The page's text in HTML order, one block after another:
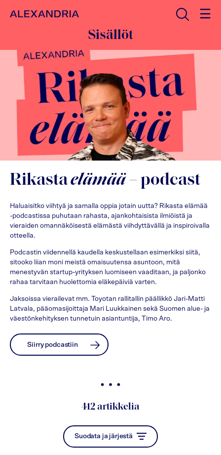
Etusivulle Avaa haku
Sisällöt
Rikastaelämää– podcast
Haluaisitko viihtyä ja samalla oppia jotain uutta? Rikasta elämää
-podcastissa puhutaan rahasta, ajankohtaisista ilmiöistä ja
vieraiden omannäköisestä elämästä viihdyttävällä ja inspiroivalla
otteella.
Podcastin viidennellä kaudella keskustellaan esimerkiksi siitä,
sitooko liian moni meistä omaisuutensa asuntoon, mitä
menestyvän startup-yrityksen luomiseen vaaditaan, ja paljonko
rahaa tarvitaan huolettomia eläkepäiviä varten.
Jaksoissa vierailevat mm. Toyotan rallitallin päällikkö Jari-Matti
Latvala, pääomasijoittaja Mari Luukkainen sekä Suomen alue- ja
väestönkehityksen tunnetuin asiantuntija, Timo Aro.
Siirry podcastiin
412 artikkelia
Suodata ja järjestä